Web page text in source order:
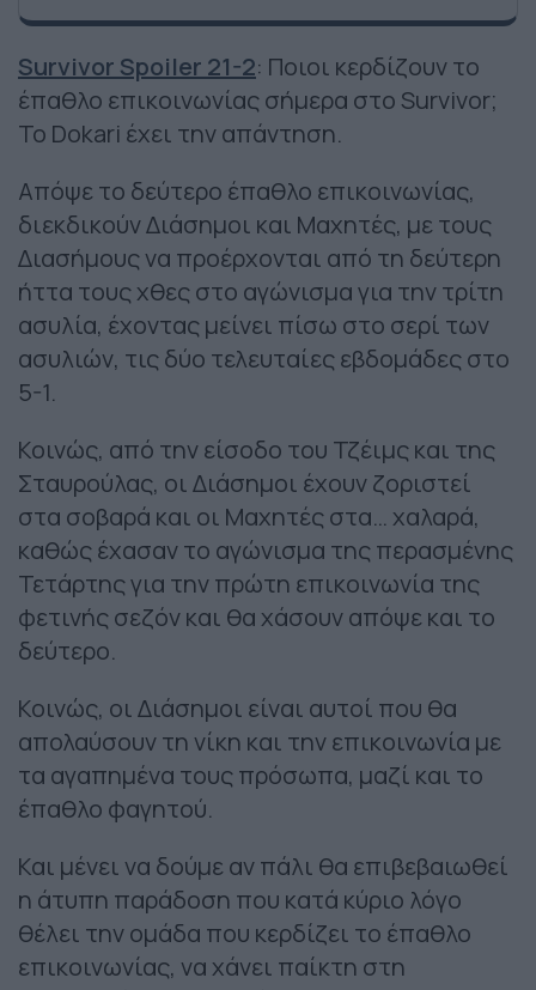
Survivor Spoiler 21-2: Ποιοι κερδίζουν το
έπαθλο επικοινωνίας σήμερα στο Survivor;
Το Dokari έχει την απάντηση.
Απόψε το δεύτερο έπαθλο επικοινωνίας,
διεκδικούν Διάσημοι και Μαχητές, με τους
Διασήμους να προέρχονται από τη δεύτερη
ήττα τους χθες στο αγώνισμα για την τρίτη
ασυλία, έχοντας μείνει πίσω στο σερί των
ασυλιών, τις δύο τελευταίες εβδομάδες στο
5-1.
Κοινώς, από την είσοδο του Τζέιμς και της
Σταυρούλας, οι Διάσημοι έχουν ζοριστεί
στα σοβαρά και οι Μαχητές στα… χαλαρά,
καθώς έχασαν το αγώνισμα της περασμένης
Τετάρτης για την πρώτη επικοινωνία της
φετινής σεζόν και θα χάσουν απόψε και το
δεύτερο.
Κοινώς, οι Διάσημοι είναι αυτοί που θα
απολαύσουν τη νίκη και την επικοινωνία με
τα αγαπημένα τους πρόσωπα, μαζί και το
έπαθλο φαγητού.
Και μένει να δούμε αν πάλι θα επιβεβαιωθεί
η άτυπη παράδοση που κατά κύριο λόγο
θέλει την ομάδα που κερδίζει το έπαθλο
επικοινωνίας, να χάνει παίκτη στη